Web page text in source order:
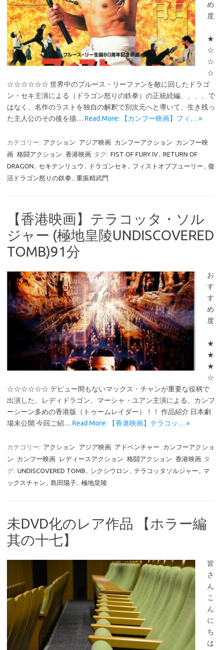
め
度
★
☆
☆
☆
☆☆☆☆☆☆ 世界中のブルース・リーファンを敵に回したドラゴ
ン・セキ主演による（ドラゴン怒りの鉄拳）の正統続編、、、、で
はなく、名作のラストを独自の解釈で別次元へと導いて、生き残っ
た主人公のその後を描… Read More: 【カンフー映画】フィ… »
カテゴリー: アクション アジア映画 カンフーアクション
カンフー映
画 格闘アクション 香港映画 タグ: FIST OF FURY IV, RETURN OF
DRAGON , セキテンリュウ , ドラゴンセキ , フィストオブフューリー , 復
活ドラゴン怒りの鉄拳 , 重振精武門
【香港映画】テラコッタ・ソル
ジャー (極地皇陵UNDISCOVERED
TOMB)91分
お
す
す
め
度
★
★
★
☆
☆☆☆☆☆☆ デビュー間もないマックス・チャンが重要な役柄で
出演した、レディドラゴン、マーシャ・ユアン主演による、カンフ
ーシーン多めの香港版（トゥームレイダー）！！ 作品紹介 日本劇
場未公開 今回ご紹… Read More: 【香港映画】テラコッ… »
カテゴリー: アクション アジア映画 アドベンチャー
カンフーアクショ
ン
カンフー映画 レディースアクション 格闘アクション 香港映画 タ
グ: UNDISCOVERED TOMB , シクシウロン , テラコッタソルジャー , マ
ックスチャン , 島田陽子, 極地皇陵
未DVD化のレア作品 【ホラー編
其の十七】
皆
さ
ん
こ
ん
に
ち
は